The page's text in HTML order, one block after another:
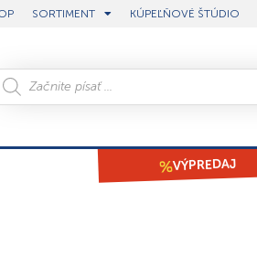
SORTIMENT KÚPEĽŇOVÉ ŠTÚDIO
VÝPREDAJ